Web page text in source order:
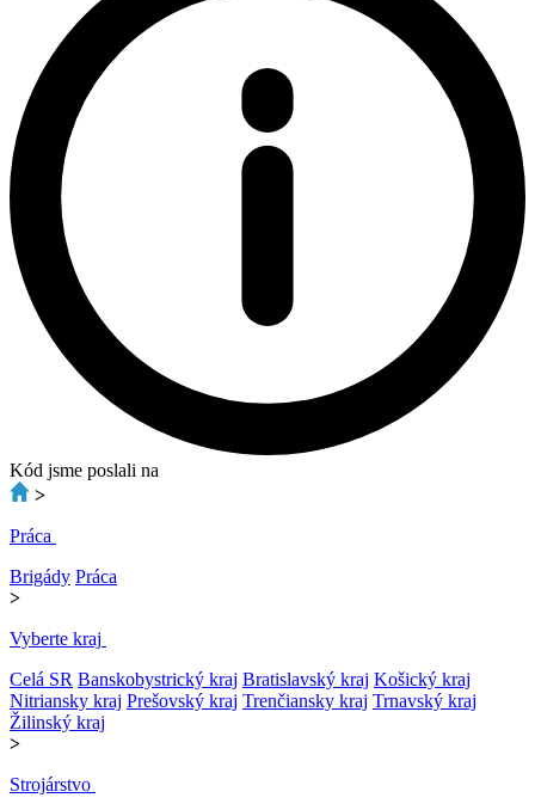
Kód jsme poslali na
>
Práca
Brigády Práca
>
Vyberte kraj
Celá SR Banskobystrický kraj Bratislavský kraj Košický kraj
Nitriansky kraj Prešovský kraj Trenčiansky kraj Trnavský kraj
Žilinský kraj
>
Strojárstvo